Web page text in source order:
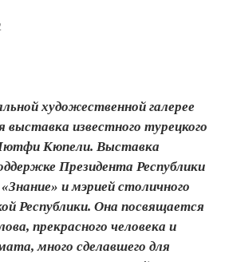
художественной галерее
выставка известного турецкого
Кюпели. Выставка
Президента Республики
и мэрией столичного
Республики. Она посвящается
прекрасного человека и
много сделавшего для